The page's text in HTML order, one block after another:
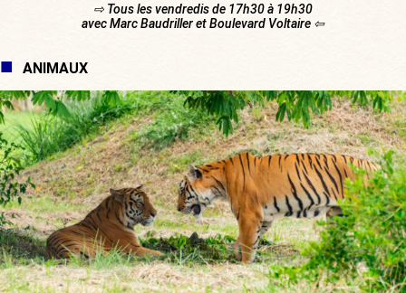
⇨ Tous les vendredis de 17h30 à 19h30
avec Marc Baudriller et Boulevard Voltaire ⇦
ANIMAUX